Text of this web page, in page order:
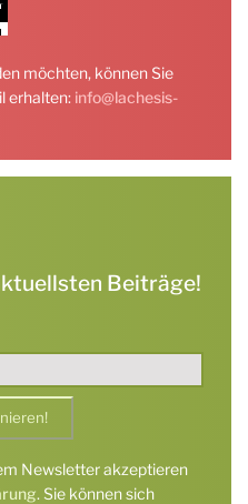
möchten, können Sie
erhalten: info@lachesis-
Beiträge!
Newsletter akzeptieren
. Sie können sich